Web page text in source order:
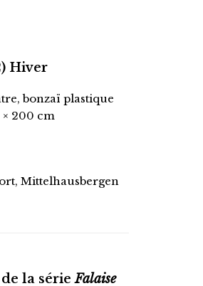
Hiver
bonzaï plastique
× 200 cm
Mittelhausbergen
la sérieFalaise